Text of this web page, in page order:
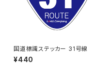
国道標識ステッカー 31号線
¥440